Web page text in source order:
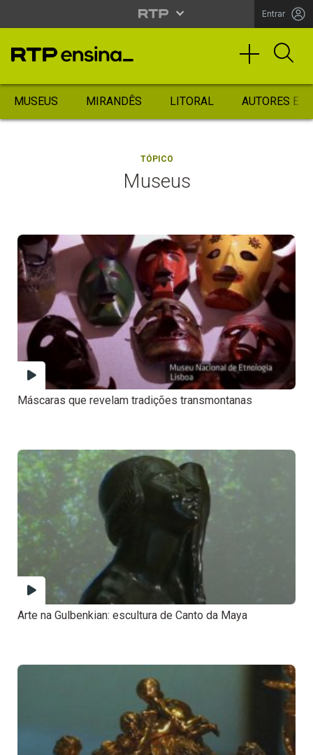
Entrar
MUSEUS MIRANDÊS LITORAL AUTORES
TÓPICO
Museus
Máscaras que revelam tradições transmontanas
Arte na Gulbenkian: escultura de Canto da Maya